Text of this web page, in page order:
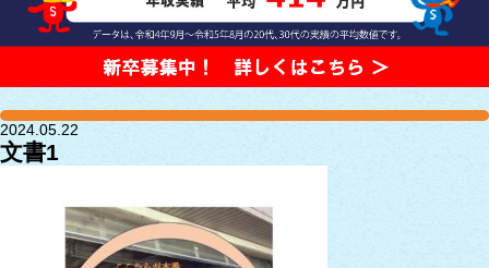
2024.05.22
文書1